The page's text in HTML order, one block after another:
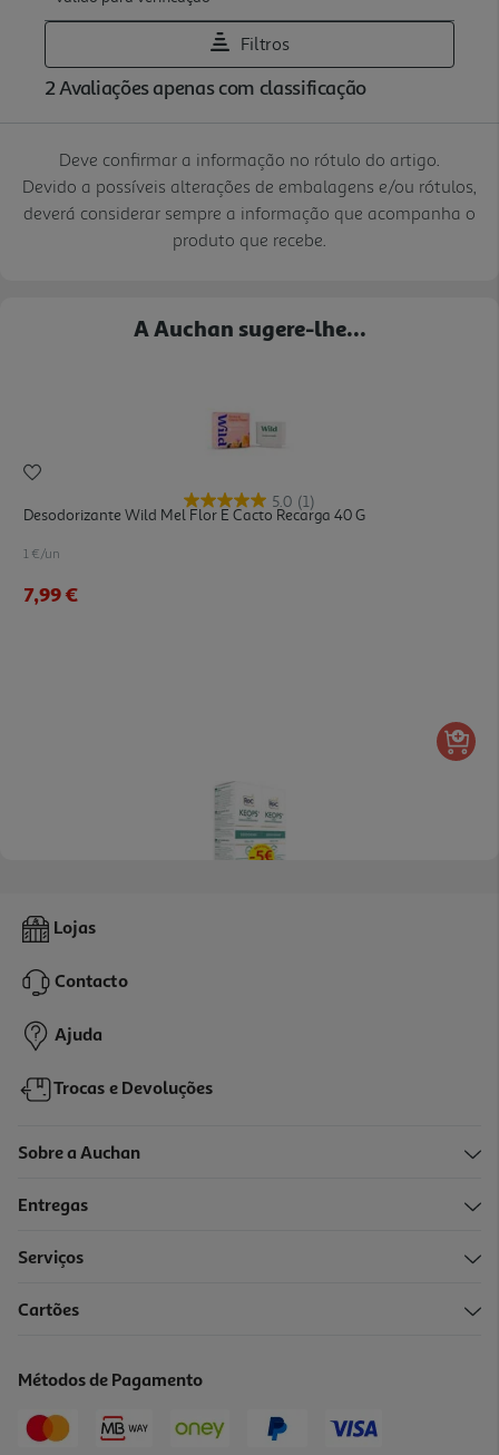
Deve confirmar a informação no rótulo do artigo.
Devido a possíveis alterações de embalagens e/ou rótulos,
deverá considerar sempre a informação que acompanha o
produto que recebe.
A Auchan sugere-lhe...
5.0 (1)
Desodorizante Wild Mel Flor E Cacto Recarga 40 G
1 €/un
7,99 €
Desodorizante Roc Keops Roll-On 2x30ml -5
18,99 €
Lojas
Contacto
Ajuda
Trocas e Devoluções
Sobre a Auchan
Entregas
Serviços
Cartões
Métodos de Pagamento